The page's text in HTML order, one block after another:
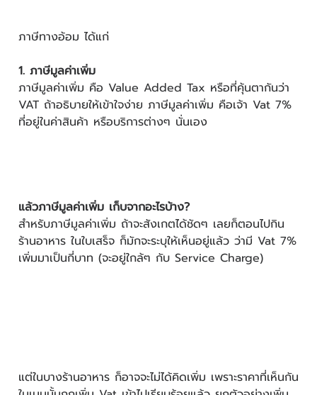
ภาษีทางอ้อม ได้แก่
1. ภาษีมูลค่าเพิ่ม
ภาษีมูลค่าเพิ่ม คือ Value Added Tax หรือที่คุ้นตากันว่า
VAT ถ้าอธิบายให้เข้าใจง่าย ภาษีมูลค่าเพิ่ม คือเจ้า Vat 7%
ที่อยู่ในค่าสินค้า หรือบริการต่างๆ นั่นเอง
แล้วภาษีมูลค่าเพิ่ม เก็บจากอะไรบ้าง?
สำหรับภาษีมูลค่าเพิ่ม ถ้าจะสังเกตได้ชัดๆ เลยก็ตอนไปกิน
ร้านอาหาร ในใบเสร็จ ก็มักจะระบุให้เห็นอยู่แล้ว ว่ามี Vat 7%
เพิ่มมาเป็นกี่บาท (จะอยู่ใกล้ๆ กับ Service Charge)
แต่ในบางร้านอาหาร ก็อาจจะไม่ได้คิดเพิ่ม เพราะราคาที่เห็นกัน